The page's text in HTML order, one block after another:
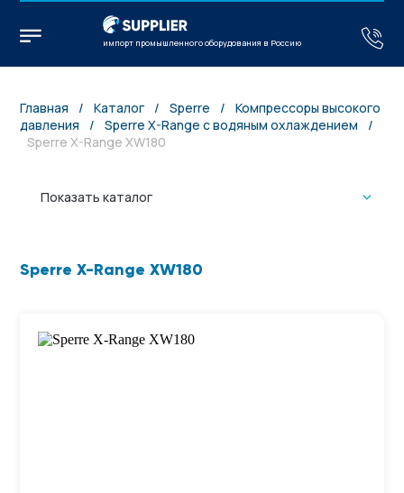
импорт промышленного оборудования в Россию
Главная / Каталог / Sperre /
Компрессоры высокого
давления
/ Sperre X-Range с водяным охлаждением
/
Sperre X-Range XW180
Показать каталог
Sperre X-Range XW180